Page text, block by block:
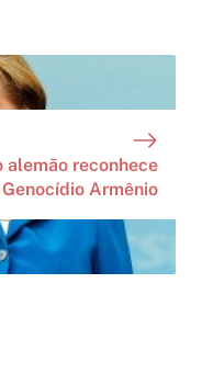
alemão reconhece
Armênio